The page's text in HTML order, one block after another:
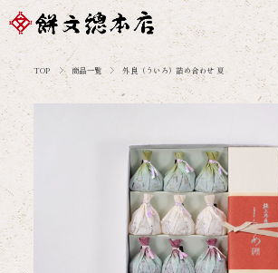
TOP 商品一覧 外良（ういろ）詰め合わせ 夏